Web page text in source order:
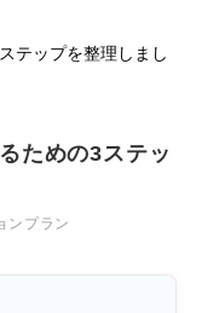
テップを整理しまし
ための3ステッ
ンプラン